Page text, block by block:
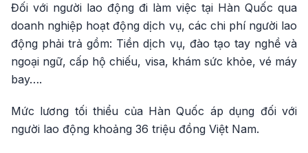
Đối với người lao động đi làm việc tại Hàn Quốc qua
doanh nghiệp hoạt động dịch vụ, các chi phí người lao
động phải trả gồm: Tiền dịch vụ, đào tạo tay nghề và
ngoại ngữ, cấp hộ chiếu, visa, khám sức khỏe, vé máy
bay….
Mức lương tối thiểu của Hàn Quốc áp dụng đối với
người lao động khoảng 36 triệu đồng Việt Nam.